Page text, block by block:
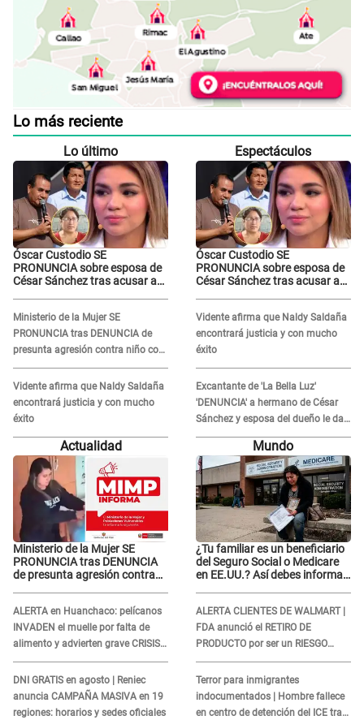
Lo más reciente
Lo último
Óscar Custodio SE
PRONUNCIA sobre esposa de
César Sánchez tras acusar a
de la justicia"
Ministerio de la Mujer SE
PRONUNCIA tras DENUNCIA de
presunta agresión contra niño con
autismo en Surco
Vidente afirma que Naldy Saldaña
encontrará justicia y con mucho
éxito
Espectáculos
Óscar Custodio SE
PRONUNCIA sobre esposa de
César Sánchez tras acusar a
de la justicia"
Vidente afirma que Naldy Saldaña
encontrará justicia y con mucho
éxito
Excantante de 'La Bella Luz'
'DENUNCIA' a hermano de César
Sánchez y esposa del dueño le da
INDIGNANTE respuesta: "Ellos son
así, tranquila"
Actualidad
Ministerio de la Mujer SE
PRONUNCIA tras DENUNCIA
de presunta agresión contra
ALERTA en Huanchaco: pelícanos
INVADEN el muelle por falta de
alimento y advierten grave CRISIS
en el mar
DNI GRATIS en agosto | Reniec
anuncia CAMPAÑA MASIVA en 19
regiones: horarios y sedes oficiales
Mundo
¿Tu familiar es un beneficiario
del Seguro Social o Medicare
en EE.UU.? Así debes informar
ALERTA CLIENTES DE WALMART |
FDA anunció el RETIRO DE
PRODUCTO por ser un RIESGO
MORTAL para consumidores: ¿Cuál
es?
Terror para inmigrantes
indocumentados | Hombre fallece
en centro de detención del ICE tras